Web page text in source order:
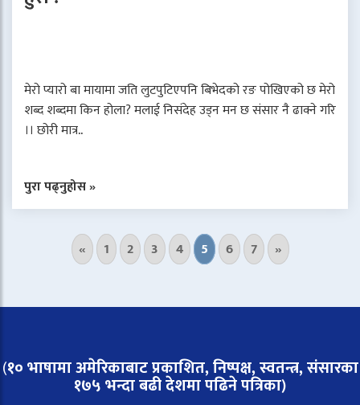
मेरो प्यारो बा मायामा जति लुटपुटिएपनि बिभेदको रङ पोखिएको छ मेरो
शब्द शब्दमा किन होला? मलाई निसंदेह उड्न मन छ संसार नै ढाक्ने गरि
।। छोरी मात्र..
पुरा पढ्नुहोस »
« 1 2 3 4 5 6 7 »
(१० भाषामा अमेरिकाबाट प्रकाशित, निष्पक्ष, स्वतन्त्र,संसारका
१७५ भन्दा बढी देशमा पढिने पत्रिका)